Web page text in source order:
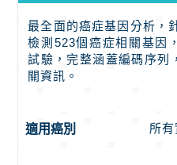
最全面的癌症基因分析，
檢測523個癌症相關基因
試驗，完整涵蓋編碼序列
關資訊。
適用癌別 所